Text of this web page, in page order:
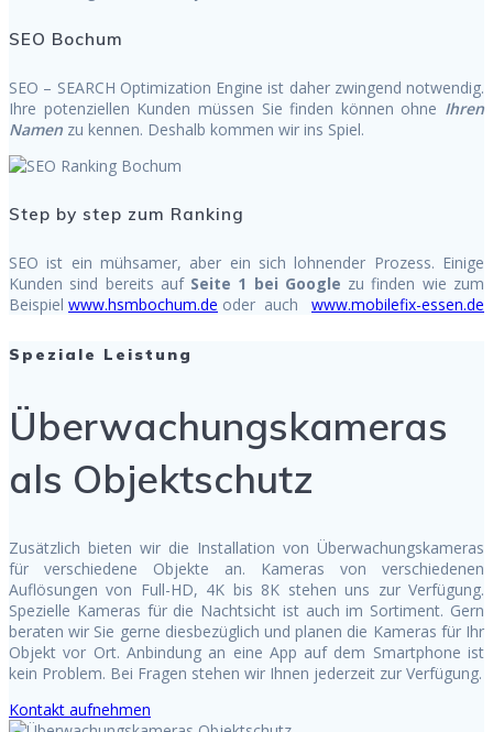
SEO Bochum
SEO – SEARCH Optimization Engine ist daher zwingend notwendig.
Ihre potenziellen Kunden müssen Sie finden können ohne Ihren
Namen zu kennen. Deshalb kommen wir ins Spiel.
Step by step zum Ranking
SEO ist ein mühsamer, aber ein sich lohnender Prozess. Einige
Kunden sind bereits auf Seite 1 bei Google zu finden wie zum
Beispiel www.hsmbochum.de oder auch www.mobilefix-essen.de
Speziale Leistung
Überwachungskameras
als Objektschutz
Zusätzlich bieten wir die Installation von Überwachungskameras
für verschiedene Objekte an. Kameras von verschiedenen
Auflösungen von Full-HD, 4K bis 8K stehen uns zur Verfügung.
Spezielle Kameras für die Nachtsicht ist auch im Sortiment. Gern
beraten wir Sie gerne diesbezüglich und planen die Kameras für Ihr
Objekt vor Ort. Anbindung an eine App auf dem Smartphone ist
kein Problem. Bei Fragen stehen wir Ihnen jederzeit zur Verfügung.
Kontakt aufnehmen